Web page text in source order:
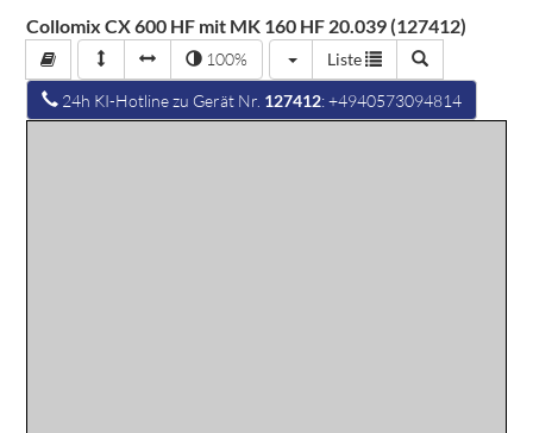
Collomix CX 600 HF mit MK 160 HF 20.039 (127412)
100% Liste
24h KI-Hotline zu Gerät Nr. 127412: +4940573094814